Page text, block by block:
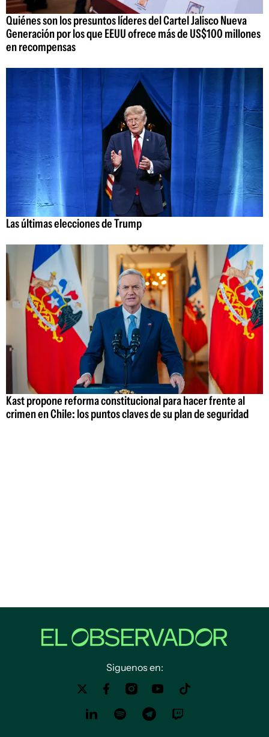
Quiénes son los presuntos líderes del Cartel Jalisco Nueva
Generación por los que EEUU ofrece más de US$100 millones
en recompensas
Las últimas elecciones de Trump
Kast propone reforma constitucional para hacer frente al
crimen en Chile: los puntos claves de su plan de seguridad
Siguenos en: